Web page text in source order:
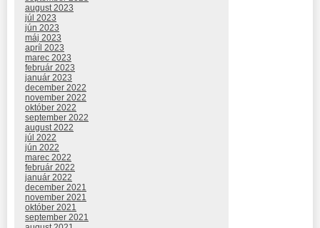
august 2023
júl 2023
jún 2023
máj 2023
apríl 2023
marec 2023
február 2023
január 2023
december 2022
november 2022
október 2022
september 2022
august 2022
júl 2022
jún 2022
marec 2022
február 2022
január 2022
december 2021
november 2021
október 2021
september 2021